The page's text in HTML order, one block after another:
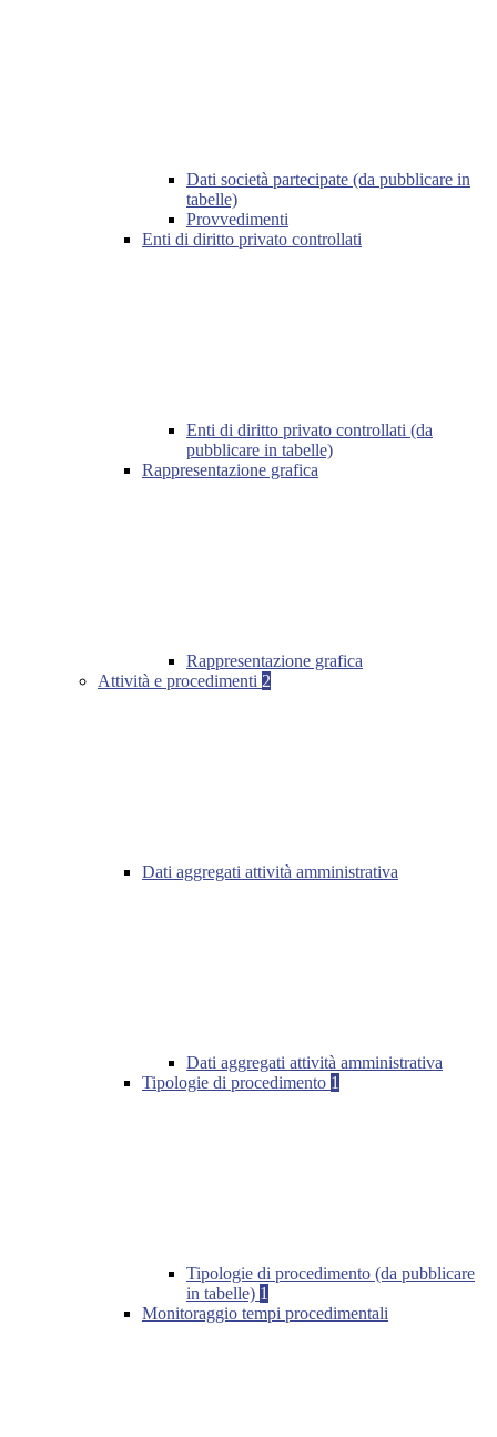
Dati società partecipate (da pubblicare in
tabelle)
Provvedimenti
Enti di diritto privato controllati
Enti di diritto privato controllati (da
pubblicare in tabelle)
Rappresentazione grafica
Rappresentazione grafica
Attività e procedimenti 2
Dati aggregati attività amministrativa
Dati aggregati attività amministrativa
Tipologie di procedimento 1
Tipologie di procedimento (da pubblicare
in tabelle) 1
Monitoraggio tempi procedimentali